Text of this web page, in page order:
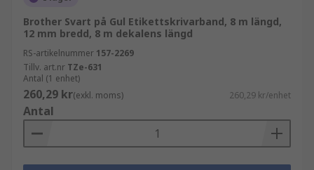
Brother Svart på Gul Etikettskrivarband, 8 m längd,
12 mm bredd, 8 m dekalens längd
RS-artikelnummer 157-2269
Tillv. art.nr TZe-631
Antal (1 enhet)
260,29 kr(exkl. moms) 260,29 kr/enhet
Antal